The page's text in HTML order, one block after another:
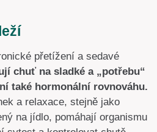
přetížení a sedavé
chuť na sladké a „potřebu“
také hormonální rovnováhu.
a relaxace, stejně jako
na jídlo, pomáhají organismu